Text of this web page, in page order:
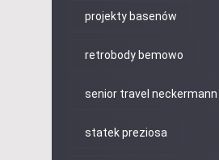
projekty basenów
retrobody bemowo
senior travel neckermann
statek preziosa